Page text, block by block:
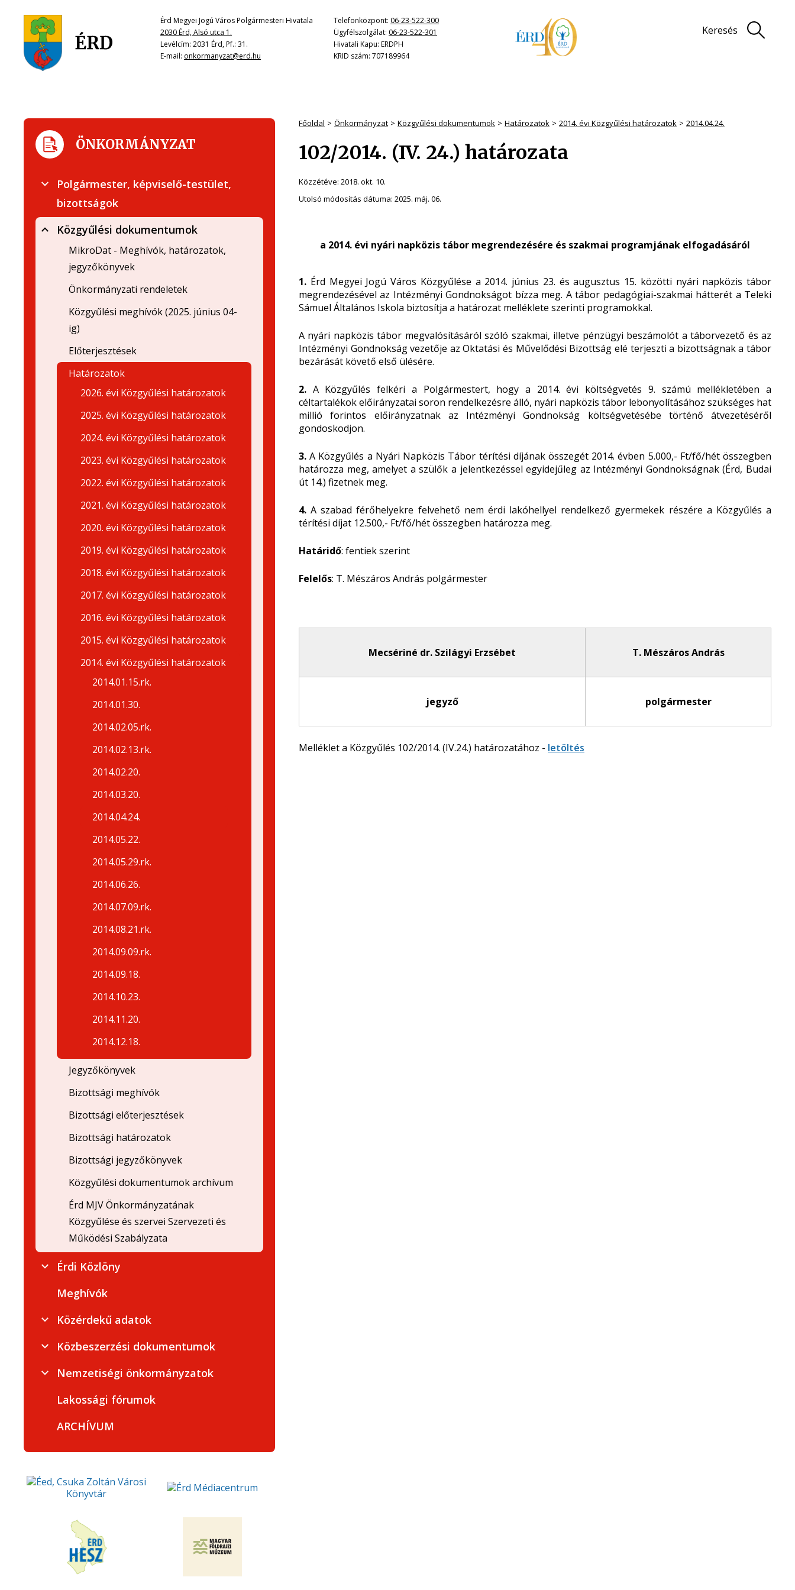
Érd Megyei Jogú Város Polgármesteri Hivatala
2030 Érd, Alsó utca 1.
Levélcím: 2031 Érd, Pf.: 31.
E-mail: onkormanyzat@erd.hu
Telefonközpont: 06-23-522-300
Ügyfélszolgálat: 06-23-522-301
Hivatali Kapu: ERDPH
KRID szám: 707189964
Keresés
Főoldal Önkormányzat Közgyűlési dokumentumok Határozatok 2014. évi Közgyűlési határozatok 2014.04.24.
102/2014. (IV. 24.) határozata
Közzétéve: 2018. okt. 10.
Utolsó módosítás dátuma: 2025. máj. 06.
a 2014. évi nyári napközis tábor megrendezésére és szakmai programjának elfogadásáról
1. Érd Megyei Jogú Város Közgyűlése a 2014. június 23. és augusztus 15. közötti nyári napközis tábor
megrendezésével az Intézményi Gondnokságot bízza meg. A tábor pedagógiai-szakmai hátterét a Teleki
Sámuel Általános Iskola biztosítja a határozat melléklete szerinti programokkal.
A nyári napközis tábor megvalósításáról szóló szakmai, illetve pénzügyi beszámolót a táborvezető és az
Intézményi Gondnokság vezetője az Oktatási és Művelődési Bizottság elé terjeszti a bizottságnak a tábor
bezárását követő első ülésére.
2. A Közgyűlés felkéri a Polgármestert, hogy a 2014. évi költségvetés 9. számú mellékletében a
céltartalékok előirányzatai soron rendelkezésre álló, nyári napközis tábor lebonyolításához szükséges hat
millió forintos előirányzatnak az Intézményi Gondnokság költségvetésébe történő átvezetéséről
gondoskodjon.
3. A Közgyűlés a Nyári Napközis Tábor térítési díjának összegét 2014. évben 5.000,- Ft/fő/hét összegben
határozza meg, amelyet a szülők a jelentkezéssel egyidejűleg az Intézményi Gondnokságnak (Érd, Budai
út 14.) fizetnek meg.
4. A szabad férőhelyekre felvehető nem érdi lakóhellyel rendelkező gyermekek részére a Közgyűlés a
térítési díjat 12.500,- Ft/fő/hét összegben határozza meg.
Határidő: fentiek szerint
Felelős: T. Mészáros András polgármester
Mecsériné dr. Szilágyi Erzsébet T. Mészáros András
jegyző polgármester
Melléklet a Közgyűlés 102/2014. (IV.24.) határozatához - letöltés
ÖNKORMÁNYZAT
Polgármester, képviselő-testület,
bizottságok
Közgyűlési dokumentumok
MikroDat - Meghívók, határozatok,
jegyzőkönyvek
Önkormányzati rendeletek
Közgyűlési meghívók (2025. június 04-
ig)
Előterjesztések
Határozatok
2026. évi Közgyűlési határozatok
2025. évi Közgyűlési határozatok
2024. évi Közgyűlési határozatok
2023. évi Közgyűlési határozatok
2022. évi Közgyűlési határozatok
2021. évi Közgyűlési határozatok
2020. évi Közgyűlési határozatok
2019. évi Közgyűlési határozatok
2018. évi Közgyűlési határozatok
2017. évi Közgyűlési határozatok
2016. évi Közgyűlési határozatok
2015. évi Közgyűlési határozatok
2014. évi Közgyűlési határozatok
2014.01.15.rk.
2014.01.30.
2014.02.05.rk.
2014.02.13.rk.
2014.02.20.
2014.03.20.
2014.04.24.
2014.05.22.
2014.05.29.rk.
2014.06.26.
2014.07.09.rk.
2014.08.21.rk.
2014.09.09.rk.
2014.09.18.
2014.10.23.
2014.11.20.
2014.12.18.
Jegyzőkönyvek
Bizottsági meghívók
Bizottsági előterjesztések
Bizottsági határozatok
Bizottsági jegyzőkönyvek
Közgyűlési dokumentumok archívum
Érd MJV Önkormányzatának
Közgyűlése és szervei Szervezeti és
Működési Szabályzata
Érdi Közlöny
Meghívók
Közérdekű adatok
Közbeszerzési dokumentumok
Nemzetiségi önkormányzatok
Lakossági fórumok
ARCHÍVUM